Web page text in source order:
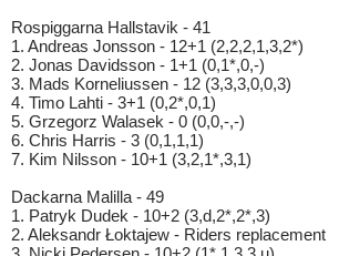
Rospiggarna Hallstavik - 41
1. Andreas Jonsson - 12+1 (2,2,2,1,3,2*)
2. Jonas Davidsson - 1+1 (0,1*,0,-)
3. Mads Korneliussen - 12 (3,3,3,0,0,3)
4. Timo Lahti - 3+1 (0,2*,0,1)
5. Grzegorz Walasek - 0 (0,0,-,-)
6. Chris Harris - 3 (0,1,1,1)
7. Kim Nilsson - 10+1 (3,2,1*,3,1)
Dackarna Malilla - 49
1. Patryk Dudek - 10+2 (3,d,2*,2*,3)
2. Aleksandr Łoktajew - Riders replacement